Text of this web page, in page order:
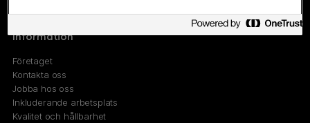
Information
Företaget
Kontakta oss
Jobba hos oss
Inkluderande arbetsplats
Kvalitet och hållbarhet